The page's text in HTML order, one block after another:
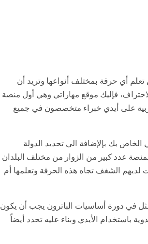
أي حرفة بمختلف أنواعها وتريد أن
فإليك موقع مهاراتي وهي أول منصة
على أيدي خبراء متخصصون في جميع
بك بإلإضافة الى تحديد الدولة
عدد كبير من الزوار من مختلف البلدان
لديهم الشغف تجاه هذه الحرفة وتعلمها أم
في دورة أساسيات الباترون يجب أن يكون
باستخدام الأيدي وبناء عليه تحدد أيضاً